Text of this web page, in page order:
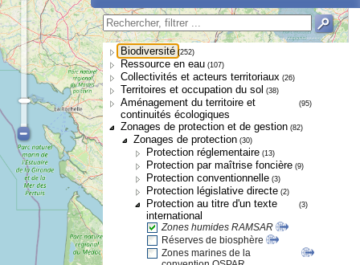
Biodiversité (252)
Ressource en eau (107)
Collectivités et acteurs territoriaux (26)
Territoires et occupation du sol (38)
Aménagement du territoire et
continuités écologiques
(95)
Zonages de protection et de gestion (82)
Zonages de protection (30)
Protection réglementaire (13)
Protection par maîtrise foncière (9)
Protection conventionnelle (3)
Protection législative directe (2)
Protection au titre d'un texte
international
(3)
Zones humides RAMSAR
Réserves de biosphère
Zones marines de la